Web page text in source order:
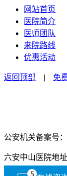
网站首页
医院简介
医师团队
来院路线
优惠活动
返回顶部 | 免
公安机关备案号
六安中山医院地